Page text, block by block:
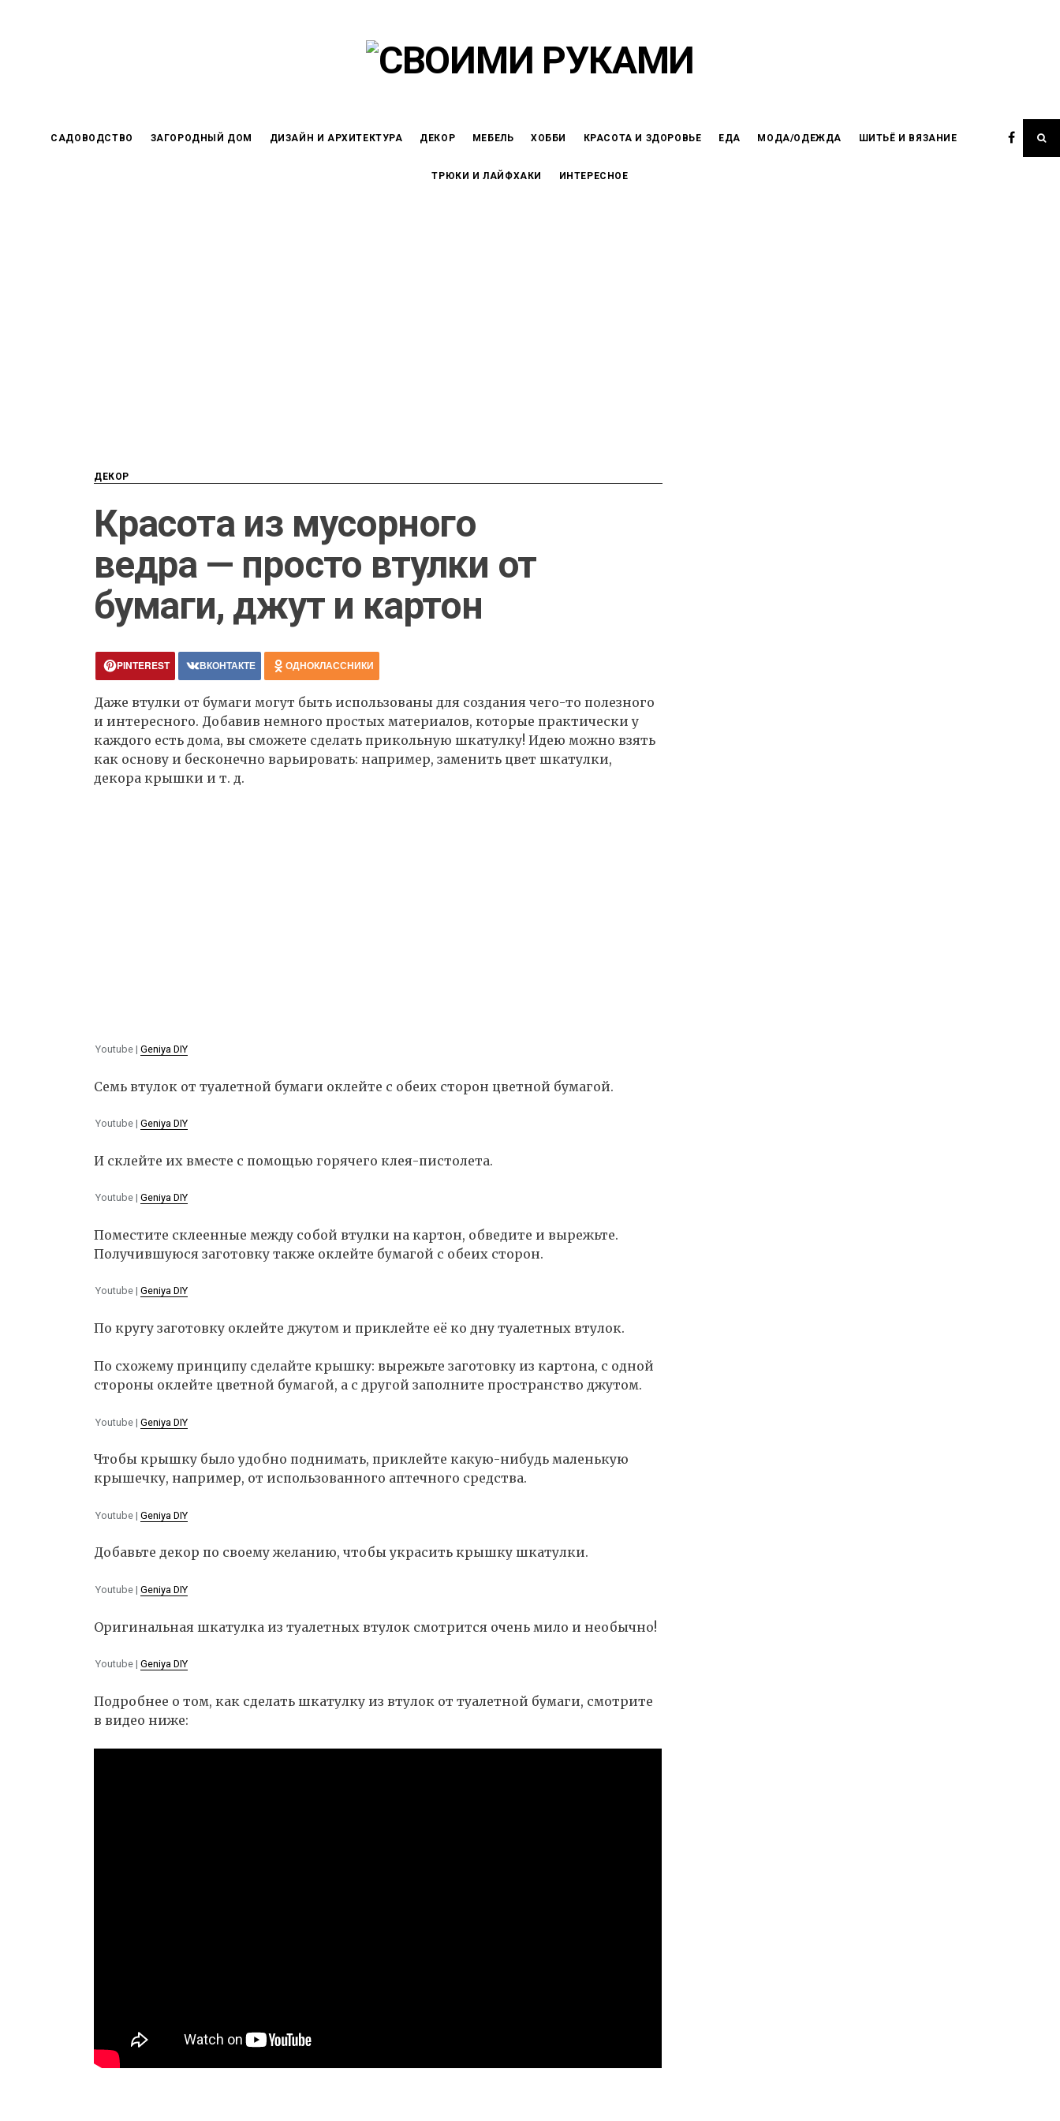
САДОВОДСТВО ЗАГОРОДНЫЙ ДОМ ДИЗАЙН И АРХИТЕКТУРА ДЕКОР МЕБЕЛЬ ХОББИ КРАСОТА И ЗДОРОВЬЕ ЕДА МОДА/ОДЕЖДА ШИТЬЁ И ВЯЗАНИЕ
ТРЮКИ И ЛАЙФХАКИ ИНТЕРЕСНОЕ
ДЕКОР
Красота из мусорного
ведра — просто втулки от
бумаги, джут и картон
PINTEREST ВКОНТАКТЕ ОДНОКЛАССНИКИ
Даже втулки от бумаги могут быть использованы для создания чего-то полезного
и интересного. Добавив немного простых материалов, которые практически у
каждого есть дома, вы сможете сделать прикольную шкатулку! Идею можно взять
как основу и бесконечно варьировать: например, заменить цвет шкатулки,
декора крышки и т. д.
Youtube | Geniya DIY
Семь втулок от туалетной бумаги оклейте с обеих сторон цветной бумагой.
Youtube | Geniya DIY
И склейте их вместе с помощью горячего клея-пистолета.
Youtube | Geniya DIY
Поместите склеенные между собой втулки на картон, обведите и вырежьте.
Получившуюся заготовку также оклейте бумагой с обеих сторон.
Youtube | Geniya DIY
По кругу заготовку оклейте джутом и приклейте её ко дну туалетных втулок.
По схожему принципу сделайте крышку: вырежьте заготовку из картона, с одной
стороны оклейте цветной бумагой, а с другой заполните пространство джутом.
Youtube | Geniya DIY
Чтобы крышку было удобно поднимать, приклейте какую-нибудь маленькую
крышечку, например, от использованного аптечного средства.
Youtube | Geniya DIY
Добавьте декор по своему желанию, чтобы украсить крышку шкатулки.
Youtube | Geniya DIY
Оригинальная шкатулка из туалетных втулок смотрится очень мило и необычно!
Youtube | Geniya DIY
Подробнее о том, как сделать шкатулку из втулок от туалетной бумаги, смотрите
в видео ниже: